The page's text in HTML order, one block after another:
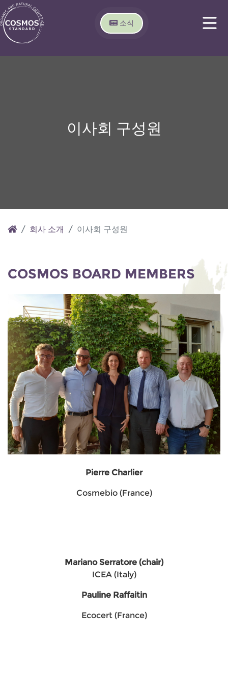
소식
이사회 구성원
회사 소개 이사회 구성원
COSMOS BOARD MEMBERS
Pierre Charlier
Cosmebio (France)
Mariano Serratore (chair)
ICEA (Italy)
Pauline Raffaitin
Ecocert (France)